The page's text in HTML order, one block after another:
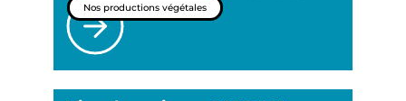
Nos productions végétales